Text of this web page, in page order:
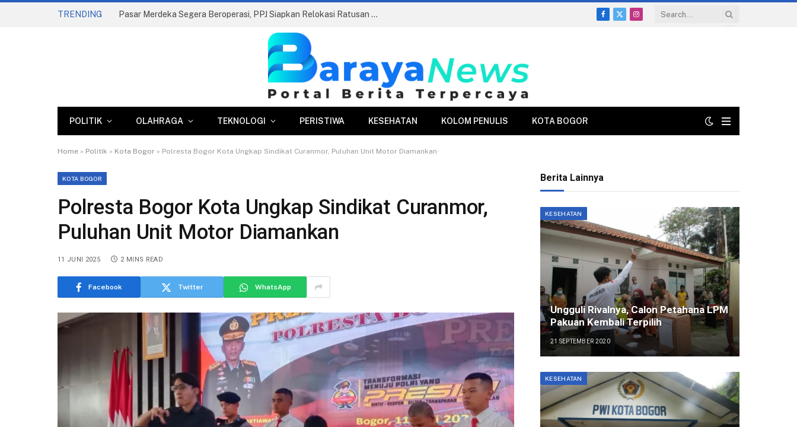
TRENDING Pasar Merdeka Segera Beroperasi, PPJ Siapkan Relokasi Ratusan Pedagang dan PKL
Facebook
X
Instagram
POLITIK OLAHRAGA TEKNOLOGI PERISTIWA KESEHATAN KOLOM PENULIS KOTA BOGOR
Home » Politik » Kota Bogor » Polresta Bogor Kota Ungkap Sindikat Curanmor, Puluhan Unit Motor Diamankan
KOTA BOGOR
Polresta Bogor Kota Ungkap Sindikat Curanmor,
Puluhan Unit Motor Diamankan
11 JUNI 2025 2 MINS READ
Facebook Twitter WhatsApp
Berita Lainnya
KESEHATAN
Ungguli Rivalnya, Calon Petahana LPM
Pakuan Kembali Terpilih
21 SEPTEMBER 2020
KESEHATAN